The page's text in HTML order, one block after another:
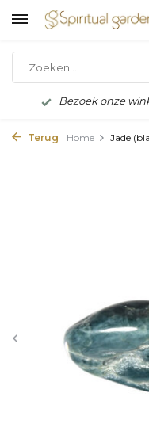
Bezoek onze
Terug Home Jade